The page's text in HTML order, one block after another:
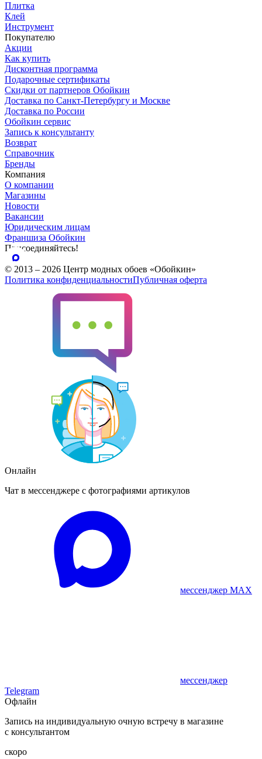
Плитка
Клей
Инструмент
Покупателю
Акции
Как купить
Дисконтная программа
Подарочные сертификаты
Скидки от партнеров Обойкин
Доставка по Санкт-Петербургу и Москве
Доставка по России
Обойкин сервис
Запись к консультанту
Возврат
Справочник
Бренды
Компания
О компании
Магазины
Новости
Вакансии
Юридическим лицам
Франшиза Обойкин
Присоединяйтесь!
© 2013 – 2026 Центр модных обоев «Обойкин»
Политика конфиденциальностиПубличная оферта
Онлайн
Чат в мессенджере с фотографиями артикулов
мессенджер MAX
мессенджер
Telegram
Офлайн
Запись на индивидуальную очную встречу в магазине
с консультантом
скоро